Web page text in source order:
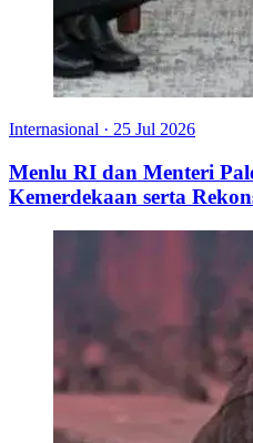
Internasional · 25 Jul 2026
Menlu RI dan Menteri
Kemerdekaan serta